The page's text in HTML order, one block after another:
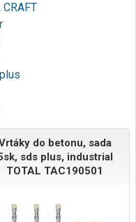
do betonu, sada
sds plus, industrial
TOTAL TAC190501